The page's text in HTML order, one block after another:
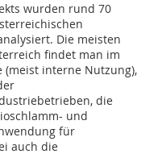
wurden rund 70
Die meisten
findet man im
interne Nutzung),
die
und
für
auch die